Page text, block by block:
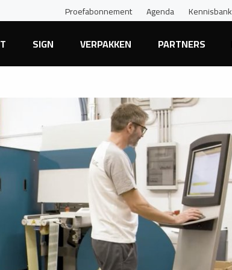
Proefabonnement Agenda Kennisbank
SIGN VERPAKKEN PARTNERS